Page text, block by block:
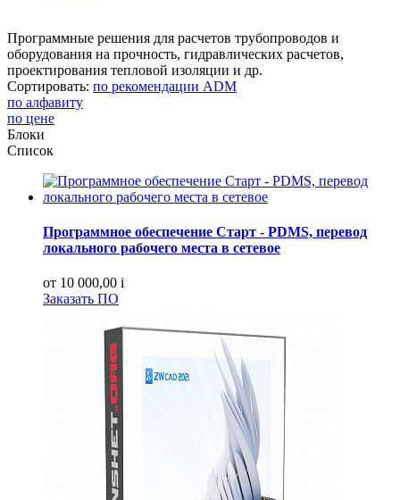
Программные решения для расчетов трубопроводов и
оборудования на прочность, гидравлических расчетов,
проектирования тепловой изоляции и др.
Сортировать: по рекомендации ADM
по алфавиту
по цене
Блоки
Список
Программное обеспечение Старт - PDMS, перевод
локального рабочего места в сетевое
от 10 000,00 i
Заказать ПО